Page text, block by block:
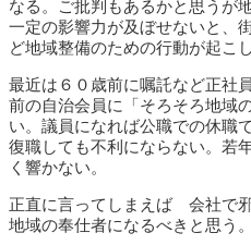
なる。ご批判もあるかと思うが
一定の影響力が及ぼせないと、
ど地域整備のための行動が起こ
最近は６０歳前に嘱託など正社
前の自治会員に「そろそろ地域
い。議員になれば公職での休職
復職しても不利にならない。若
く響かない。
正直に言ってしまえば 会社で
地域の奉仕者になるべきと思う。